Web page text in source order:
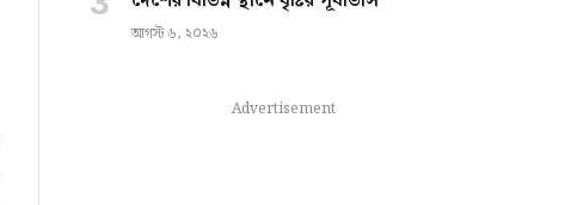
আগস্ট ৬, ২০২৬
Advertisement